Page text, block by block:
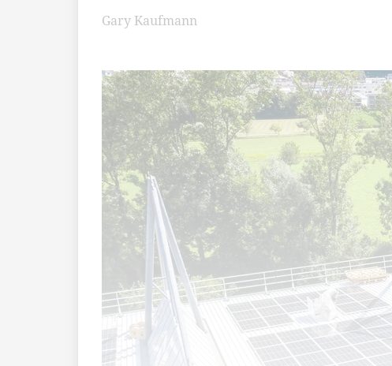
Gary Kaufmann